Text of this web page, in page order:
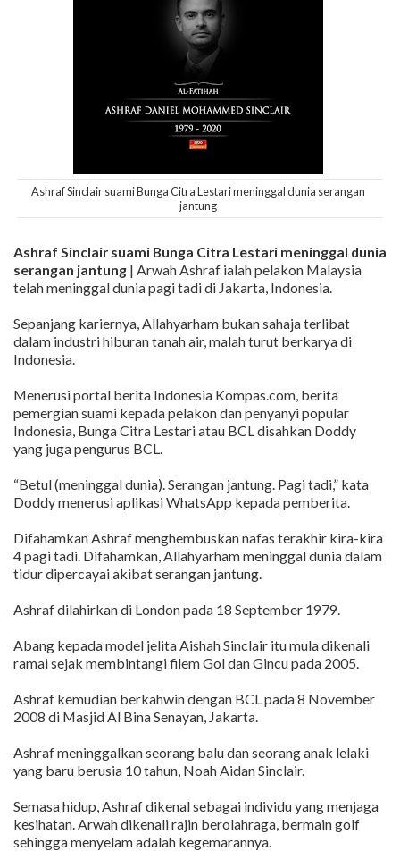
Ashraf Sinclair suami Bunga Citra Lestari meninggal dunia serangan
jantung
Ashraf Sinclair suami Bunga Citra Lestari meninggal dunia
serangan jantung | Arwah Ashraf ialah pelakon Malaysia
telah meninggal dunia pagi tadi di Jakarta, Indonesia.
Sepanjang kariernya, Allahyarham bukan sahaja terlibat
dalam industri hiburan tanah air, malah turut berkarya di
Indonesia.
Menerusi portal berita Indonesia Kompas.com, berita
pemergian suami kepada pelakon dan penyanyi popular
Indonesia, Bunga Citra Lestari atau BCL disahkan Doddy
yang juga pengurus BCL.
“Betul (meninggal dunia). Serangan jantung. Pagi tadi,” kata
Doddy menerusi aplikasi WhatsApp kepada pemberita.
Difahamkan Ashraf menghembuskan nafas terakhir kira-kira
4 pagi tadi. Difahamkan, Allahyarham meninggal dunia dalam
tidur dipercayai akibat serangan jantung.
Ashraf dilahirkan di London pada 18 September 1979.
Abang kepada model jelita Aishah Sinclair itu mula dikenali
ramai sejak membintangi filem Gol dan Gincu pada 2005.
Ashraf kemudian berkahwin dengan BCL pada 8 November
2008 di Masjid Al Bina Senayan, Jakarta.
Ashraf meninggalkan seorang balu dan seorang anak lelaki
yang baru berusia 10 tahun, Noah Aidan Sinclair.
Semasa hidup, Ashraf dikenal sebagai individu yang menjaga
kesihatan. Arwah dikenali rajin berolahraga, bermain golf
sehingga menyelam adalah kegemarannya.